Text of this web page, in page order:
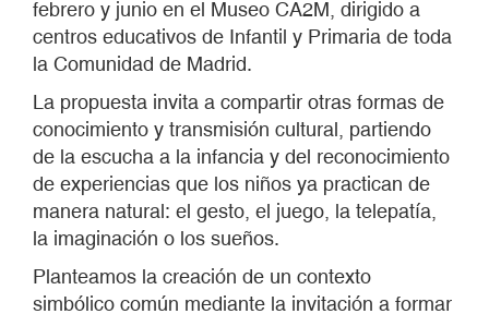
febrero y junio en el Museo CA2M, dirigido a
centros educativos de Infantil y Primaria de toda
la Comunidad de Madrid.
La propuesta invita a compartir otras formas de
conocimiento y transmisión cultural, partiendo
de la escucha a la infancia y del reconocimiento
de experiencias que los niños ya practican de
manera natural: el gesto, el juego, la telepatía,
la imaginación o los sueños.
Planteamos la creación de un contexto
simbólico común mediante la invitación a formar